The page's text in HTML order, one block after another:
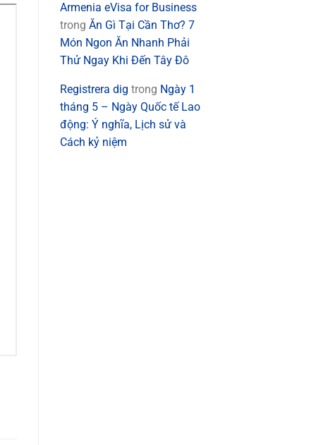
Armenia eVisa for Business
trong Ăn Gì Tại Cần Thơ? 7
Món Ngon Ăn Nhanh Phải
Thử Ngay Khi Đến Tây Đô
Registrera dig trong Ngày 1
tháng 5 – Ngày Quốc tế Lao
động: Ý nghĩa, Lịch sử và
Cách kỷ niệm